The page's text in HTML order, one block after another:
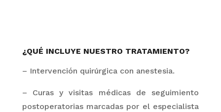
¿QUÉ INCLUYE NUESTRO TRATAMIENTO?
– Intervención quirúrgica con anestesia.
– Curas y visitas médicas de seguimiento
postoperatorias marcadas por el especialista